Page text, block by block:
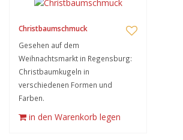
Christbaumschmuck
Gesehen auf dem
Weihnachtsmarkt in Regensburg:
Christbaumkugeln in
verschiedenen Formen und
Farben.
in den Warenkorb legen